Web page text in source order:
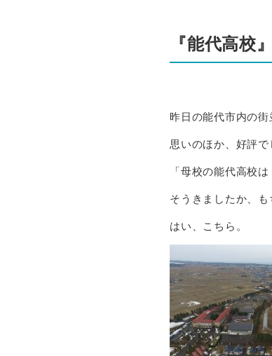
『能代高校』
昨日の能代市内の街
思いのほか、好評で
「母校の能代高校は
そうきましたか、も
はい、こちら。